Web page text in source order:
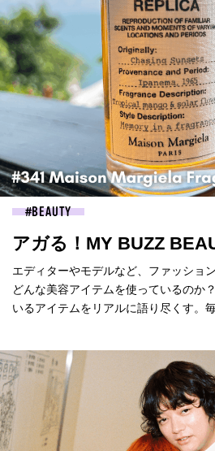
BEAUTY
アガる！MY BUZZ
エディターやモデルなど、ファッショ
どんな美容アイテムを使っているのか
いるアイテムをリアルに語り尽くす。